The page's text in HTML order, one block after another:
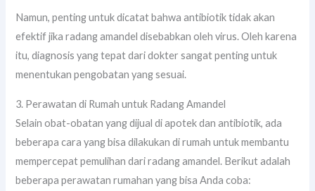
Namun, penting untuk dicatat bahwa antibiotik tidak akan
efektif jika radang amandel disebabkan oleh virus. Oleh karena
itu, diagnosis yang tepat dari dokter sangat penting untuk
menentukan pengobatan yang sesuai.
3. Perawatan di Rumah untuk Radang Amandel
Selain obat-obatan yang dijual di apotek dan antibiotik, ada
beberapa cara yang bisa dilakukan di rumah untuk membantu
mempercepat pemulihan dari radang amandel. Berikut adalah
beberapa perawatan rumahan yang bisa Anda coba: